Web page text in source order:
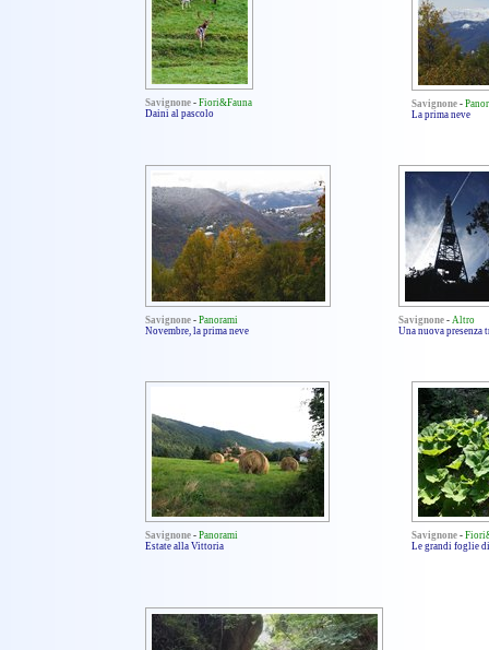
Savignone - Fiori&Fauna
Daini al pascolo
Savignone -
La prima neve
Savignone - Panorami
Novembre, la prima neve
Savignone - Altro
Una nuova presenza
Savignone - Panorami
Estate alla Vittoria
Savignone -
Le grandi foglie